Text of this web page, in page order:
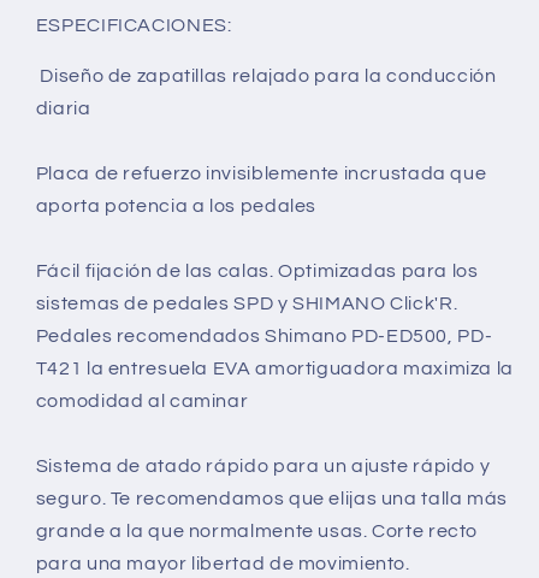
ESPECIFICACIONES:
Diseño de zapatillas relajado para la conducción
diaria
Placa de refuerzo invisiblemente incrustada que
aporta potencia a los pedales
Fácil fijación de las calas. Optimizadas para los
sistemas de pedales SPD y SHIMANO Click'R.
Pedales recomendados Shimano PD-ED500, PD-
T421 la entresuela EVA amortiguadora maximiza la
comodidad al caminar
Sistema de atado rápido para un ajuste rápido y
seguro. Te recomendamos que elijas una talla más
grande a la que normalmente usas. Corte recto
para una mayor libertad de movimiento.